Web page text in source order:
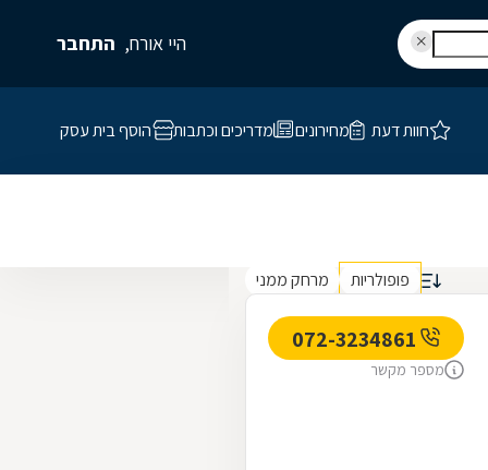
היי אורח, התחבר
חוות דעת מחירונים מדריכים וכתבות הוסף בית עסק
פופולריות מרחק ממני
מספר מקשר